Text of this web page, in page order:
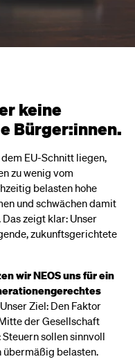
keine
Bürger:innen.
EU-Schnitt liegen,
zu wenig vom
belasten hohe
und schwächen damit
zeigt klar: Unser
zukunftsgerichtete
wir NEOS uns für ein
Unser Ziel: Den Faktor
der Gesellschaft
sollen sinnvoll
übermäßig belasten.